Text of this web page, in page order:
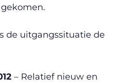
de uitgangssituatie de
– Relatief nieuw en